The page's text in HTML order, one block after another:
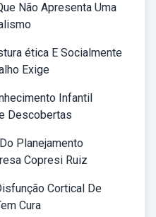
Não Apresenta Uma
ética E Socialmente
Exige
Infantil
Descobertas
Planejamento
Copresi Ruiz
Cortical De
Cura